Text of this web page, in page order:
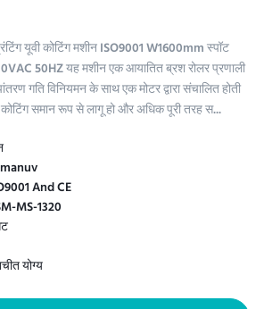
यूवी कोटिंग मशीन ISO9001 W1600mm स्पॉट
50HZ यह मशीन एक आयातित ब्रश रोलर प्रणाली
गति विनियमन के साथ एक मोटर द्वारा संचालित होती
समान रूप से लागू हो और अधिक पूरी तरह स...
And CE
MS-1320
योग्य